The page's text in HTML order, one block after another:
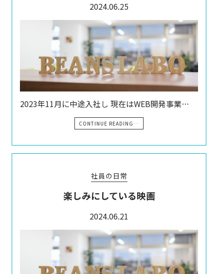
2024.06.25
2023年11月に中途入社し 現在はWEB開発事業…
CONTINUE READING…
社員の日常
楽しみにしている映画
2024.06.21